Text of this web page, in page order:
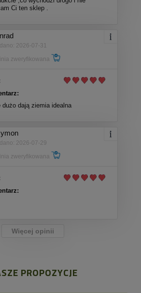
Ci ten sklep .
2026-07-31
zweryfikowana
dużo dają ziemia idealna
2026-07-29
zweryfikowana
Więcej opinii
PROPOZYCJE